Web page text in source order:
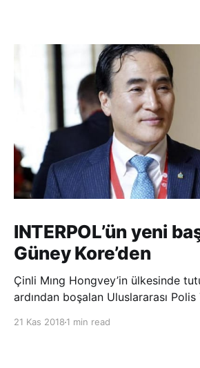
INTERPOL’ün yeni
Güney Kore’den
Çinli Mıng Hongvey’in ülkesinde
ardından boşalan Uluslararası Polis
21 Kas 2018 1 min read